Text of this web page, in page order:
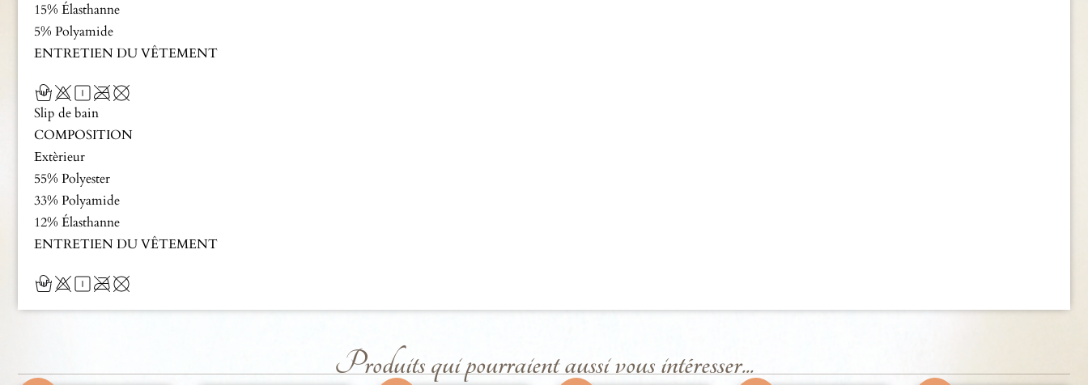
15% Élasthanne
5% Polyamide
ENTRETIEN DU VÊTEMENT
Slip de bain
COMPOSITION
Extèrieur
55% Polyester
33% Polyamide
12% Élasthanne
ENTRETIEN DU VÊTEMENT
Produits qui pourraient aussi vous intéresser...